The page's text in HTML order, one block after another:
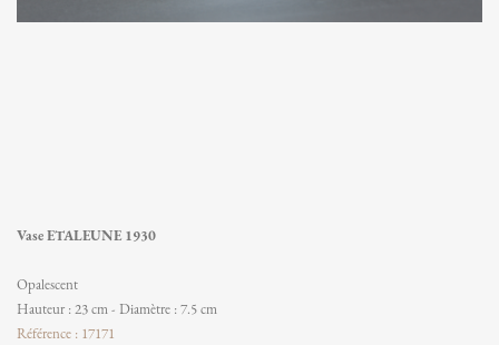
Vase ETALEUNE 1930
Opalescent
Hauteur : 23 cm - Diamètre : 7.5 cm
Référence : 17171